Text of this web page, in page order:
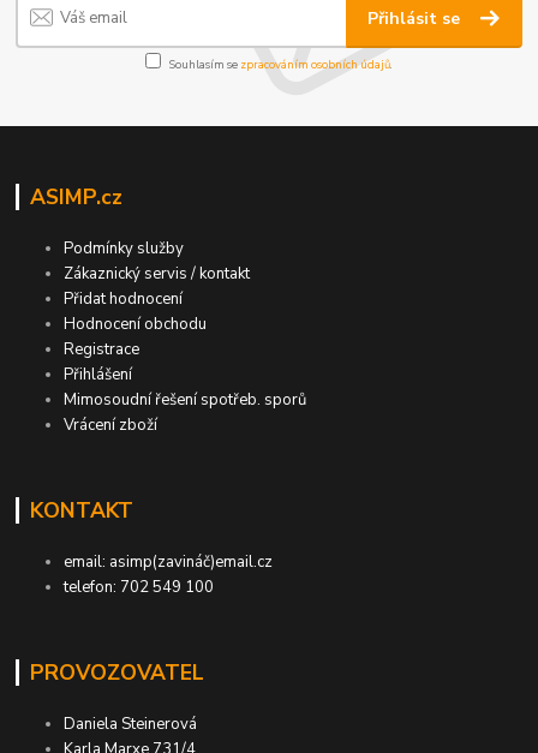
Přihlásit se
Souhlasím se zpracováním osobních údajů.
ASIMP.cz
Podmínky služby
Zákaznický servis / kontakt
Přidat hodnocení
Hodnocení obchodu
Registrace
Přihlášení
Mimosoudní řešení spotřeb. sporů
Vrácení zboží
KONTAKT
email: asimp(zavináč)email.cz
telefon: 702 549 100
PROVOZOVATEL
Daniela Steinerová